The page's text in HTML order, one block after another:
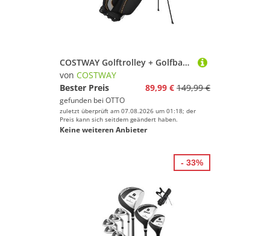
COSTWAY Golftrolley + Golfbag Golfbag, für Max. 7 Schläger, Nylon schwarz
von COSTWAY
Bester Preis
89,99 € 149,99 €
gefunden bei OTTO
zuletzt überprüft am 07.08.2026 um 01:18; der
Preis kann sich seitdem geändert haben.
Keine weiteren Anbieter
- 33%